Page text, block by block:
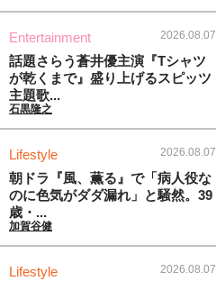
Entertainment 2026.08.07
話題さらう蒼井優主演『Tシャツ
が乾くまで』盛り上げるスピッツ
主題歌...
石黒隆之
Lifestyle 2026.08.07
朝ドラ『風、薫る』で「病人役な
のに色気がダダ漏れ」と騒然。39
歳・...
加賀谷健
Lifestyle 2026.08.07